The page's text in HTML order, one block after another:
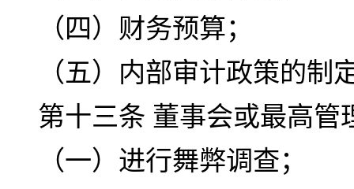
（四）财务预算；
（五）内部审计政策的制
第十三条 董事会或最高
（一）进行舞弊调查；